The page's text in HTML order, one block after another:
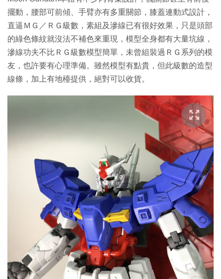
擺動，腰部可前傾、手臂亦有多重關節，膝蓋連動式設計，
直逼ＭＧ／ＲＧ級數，素組及滲線已有很好效果，只是頭部
的綠色條紋就沒法不補色來重現，模型全身都有大量坑線，
滲線功夫不比ＲＧ級數模型簡單，未曾組裝過ＲＧ系列的模
友，也許要有心理準備。雖然模型有點貴，但此級數的造型
線條，加上有地檯提供，絕對可以收貨。